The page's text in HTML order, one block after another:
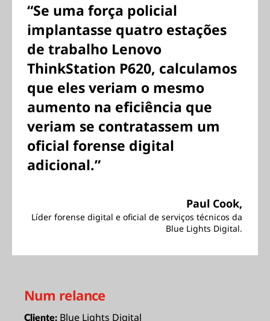
“Se uma força policial
implantasse quatro estações
de trabalho Lenovo
ThinkStation P620, calculamos
que eles veriam o mesmo
aumento na eficiência que
veriam se contratassem um
oficial forense digital
adicional.”
Paul Cook,
Líder forense digital e oficial de serviços técnicos da
Blue Lights Digital.
Num relance
Cliente: Blue Lights Digital